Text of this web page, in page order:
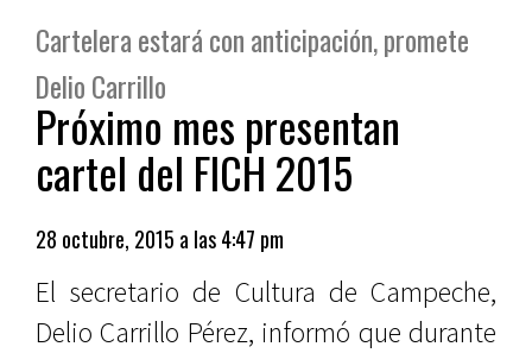
Cartelera estará con anticipación, promete
Delio Carrillo
Próximo mes presentan
cartel del FICH 2015
28 octubre, 2015 a las 4:47 pm
El secretario de Cultura de Campeche,
Delio Carrillo Pérez, informó que durante